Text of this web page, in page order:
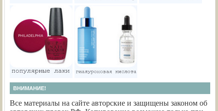
ВНИМАНИЕ!
Все материалы на сайте авторские и защищены законом об